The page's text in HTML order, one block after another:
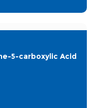
5-carboxylic Acid